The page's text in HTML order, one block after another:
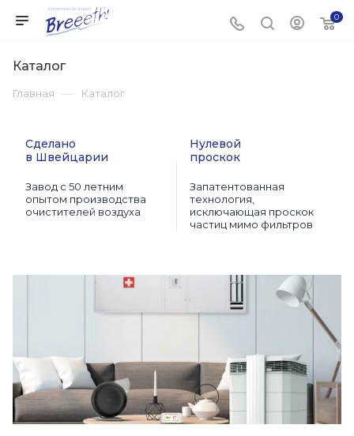
0
Каталог
Главная — Каталог
Сделано
в Швейцарии
Завод с 50 летним
опытом производства
очистителей воздуха
Нулевой
проскок
Запатентованная
технология,
исключающая проскок
частиц мимо фильтров